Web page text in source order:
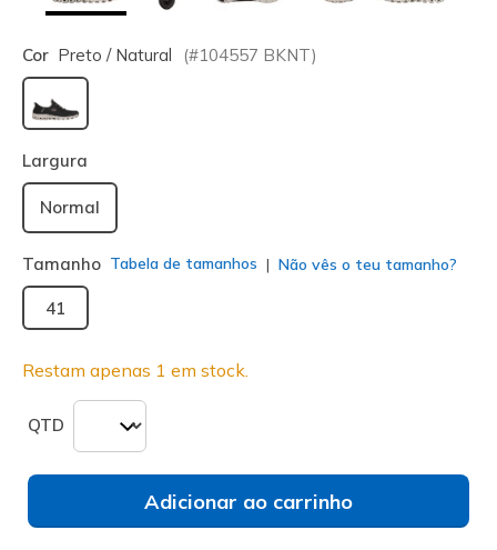
Cor Preto / Natural (#104557 BKNT)
selecionado
Largura
Normal
Tamanho Tabela de tamanhos Não vês o teu tamanho?
41
Restam apenas 1 em stock.
QTD
Adicionar ao carrinho